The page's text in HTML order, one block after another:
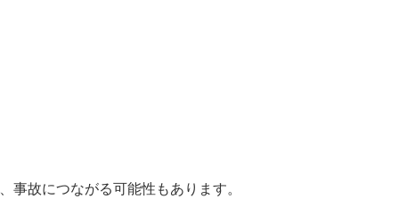
故につながる可能性もあります。